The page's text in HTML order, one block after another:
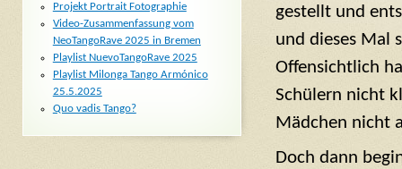
gestellt und
und dieses Mal
Offensichtlich
Schülern nicht
Mädchen nicht
Doch dann
Projekt Portrait Fotographie
Video-Zusammenfassung vom
NeoTangoRave 2025 in Bremen
Playlist NuevoTangoRave 2025
Playlist Milonga Tango Armónico
25.5.2025
Quo vadis Tango?